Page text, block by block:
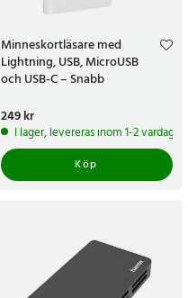
inom 5-7 arbetsdagar
Minneskortläsare med
Lightning, USB, MicroUSB
och USB-C – Snabb
anslutning
Pris:249 kr
249 kr
I lager, levereras inom 1-2 vardagar
Köp